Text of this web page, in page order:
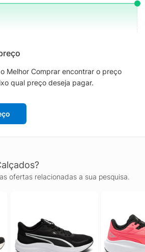
Melhor Comprar encontrar o preço
qual preço deseja pagar.
ofertas relacionadas a sua pesquisa.